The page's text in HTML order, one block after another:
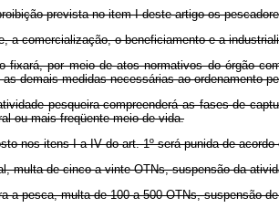
prevista no item I deste artigo os
a comercialização, o beneficiamento e a
fixará, por meio de atos normativos do órgão
demais medidas necessárias ao ordenamento
pesqueira compreenderá as fases de
ou mais freqüente meio de vida.
nos itens I a IV do art. 1º será punida de
multa de cinco a vinte OTNs, suspensão da
a pesca, multa de 100 a 500 OTNs, suspensão